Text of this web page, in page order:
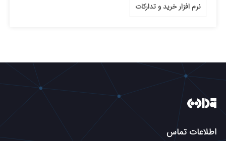
نرم افزار خرید و تدارکات
اطلاعات تماس